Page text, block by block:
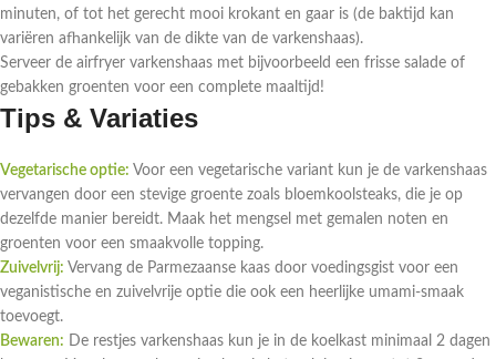
minuten, of tot het gerecht mooi krokant en gaar is (de baktijd kan
variëren afhankelijk van de dikte van de varkenshaas).
Serveer de airfryer varkenshaas met bijvoorbeeld een frisse salade of
gebakken groenten voor een complete maaltijd!
Tips & Variaties
Vegetarische optie: Voor een vegetarische variant kun je de varkenshaas
vervangen door een stevige groente zoals bloemkoolsteaks, die je op
dezelfde manier bereidt. Maak het mengsel met gemalen noten en
groenten voor een smaakvolle topping.
Zuivelvrij: Vervang de Parmezaanse kaas door voedingsgist voor een
veganistische en zuivelvrije optie die ook een heerlijke umami-smaak
toevoegt.
Bewaren: De restjes varkenshaas kun je in de koelkast minimaal 2 dagen